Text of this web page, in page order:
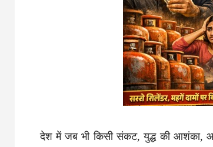
देश में जब भी किसी संकट, युद्ध की आशंका,